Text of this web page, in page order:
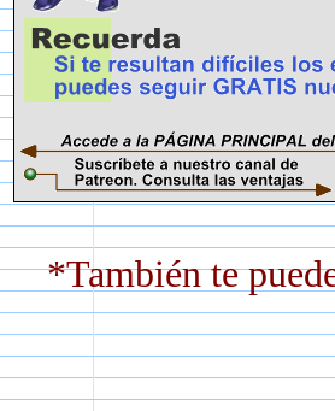
*También te